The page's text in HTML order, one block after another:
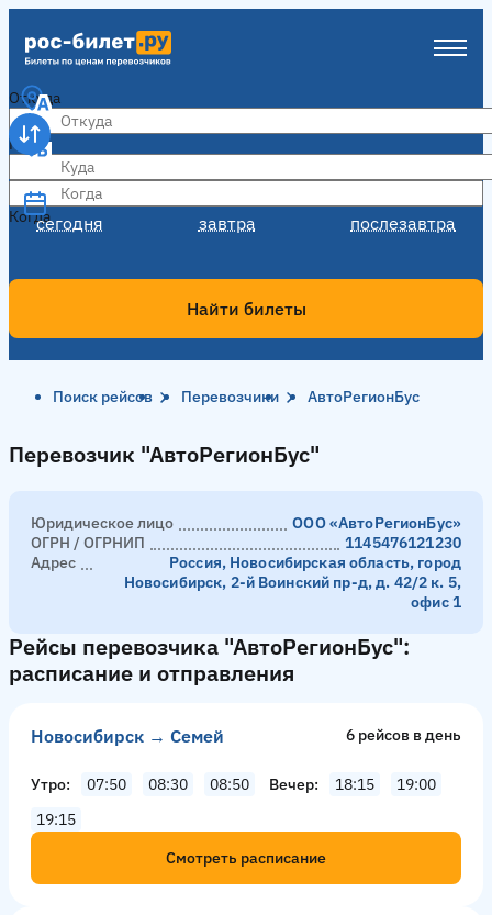
Откуда
Куда
Когда
сегодня завтра послезавтра
Когда
Найти билеты
Поиск рейсов Перевозчики АвтоРегионБус
Перевозчик "АвтоРегионБус"
Перевозчик "АвтоРегионБус"
Юридическое лицо
ООО «АвтоРегионБус»
ОГРН / ОГРНИП
1145476121230
Адрес
Россия, Новосибирская область, город
Новосибирск, 2-й Воинский пр-д, д. 42/2 к. 5,
офис 1
Рейсы перевозчика "АвтоРегионБус":
расписание и отправления
Новосибирск → Семей 6 рейсов в день
Утро 07:50 08:30 08:50 Вечер 18:15
19:00
19:15
Смотреть расписание